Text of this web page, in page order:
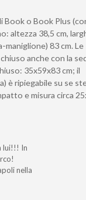
Book o Book Plus
altezza 38,5 cm,
83 cm. Le
anche con la
35x59x83 cm; il
è ripiegabile su se
e misura circa
lui!!! In
nella